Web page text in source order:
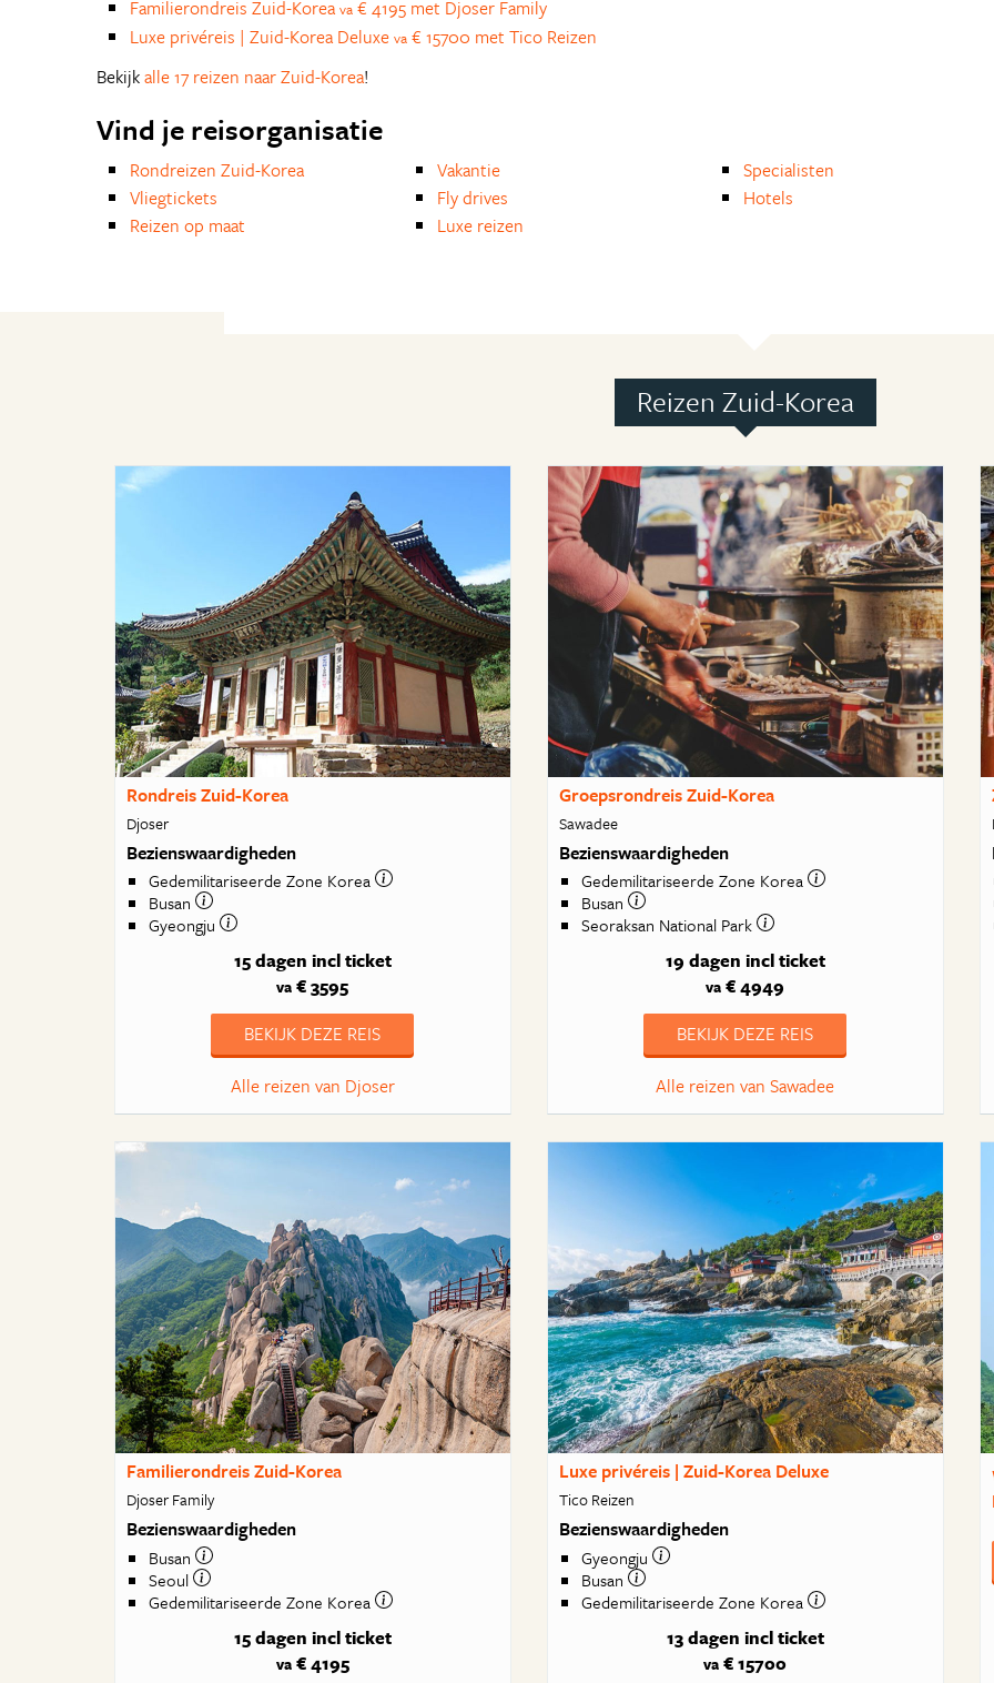
Familierondreis Zuid-Korea va € 4195 met Djoser Family
Luxe privéreis | Zuid-Korea Deluxe va € 15700 met Tico Reizen
Bekijkalle 17 reizen naar Zuid-Korea!
Vind je reisorganisatie
Rondreizen Zuid-Korea
Vliegtickets
Reizen op maat
Vakantie
Fly drives
Luxe reizen
Specialisten
Hotels
Reizen Zuid-Korea
Rondreis Zuid-Korea
Djoser
Bezienswaardigheden
Gedemilitariseerde Zone Korea
Busan
Gyeongju
15 dagen incl ticket
va € 3595
BEKIJK DEZE REIS
Alle reizen van Djoser
Groepsrondreis Zuid-Korea
Sawadee
Bezienswaardigheden
Gedemilitariseerde Zone Korea
Busan
Seoraksan National Park
19 dagen incl ticket
va € 4949
BEKIJK DEZE REIS
Alle reizen van Sawadee
Familierondreis Zuid-Korea
Djoser Family
Bezienswaardigheden
Busan
Seoul
Gedemilitariseerde Zone Korea
15 dagen incl ticket
va€ 4195
Luxe privéreis | Zuid-Korea Deluxe
Tico Reizen
Bezienswaardigheden
Gyeongju
Busan
Gedemilitariseerde Zone Korea
13 dagen incl ticket
va € 15700